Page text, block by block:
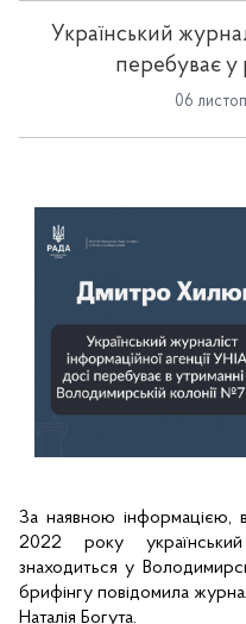
Український
перебуває у
06
За наявною інформацією,
2022 року
знаходиться у
брифінгу повідомила
Наталія Богута.